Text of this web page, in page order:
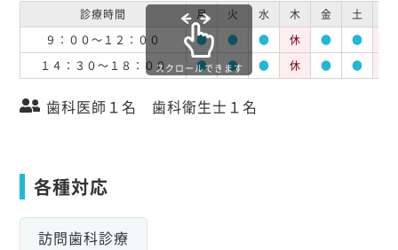
診療時間 月 火 水 木 金 土
９：００～１２：００
● ● ● 休 ● ●
１４：３０～１８：００
● ● ● 休 ● ●
スクロールできます
歯科医師１名 歯科衛生士１名
各種対応
訪問歯科診療